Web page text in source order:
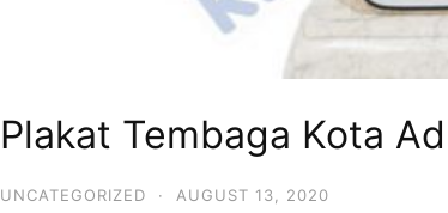
Plakat Tembaga Kota
UNCATEGORIZED · AUGUST 13, 2020